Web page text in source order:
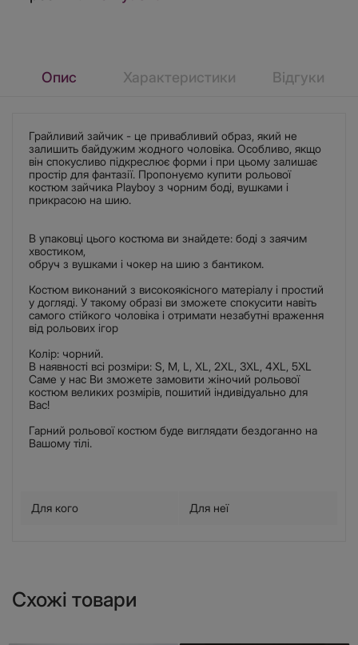
Опис Характеристики Відгуки
Грайливий зайчик - це привабливий образ, який не
залишить байдужим жодного чоловіка. Особливо, якщо
він спокусливо підкреслює форми і при цьому залишає
простір для фантазії. Пропонуємо купити рольової
костюм зайчика Playboy з чорним боді, вушками і
прикрасою на шию.
В упаковці цього костюма ви знайдете: боді з заячим
хвостиком,
обруч з вушками і чокер на шию з бантиком.
Костюм виконаний з високоякісного матеріалу і простий
у догляді. У такому образі ви зможете спокусити навіть
самого стійкого чоловіка і отримати незабутні враження
від рольових ігор
Колір: чорний.
В наявності всі розміри: S, M, L, XL, 2XL, 3XL, 4XL, 5XL
Саме у нас Ви зможете замовити жіночий рольової
костюм великих розмірів, пошитий індивідуально для
Вас!
Гарний рольової костюм буде виглядати бездоганно на
Вашому тілі.
Для кого Для неї
Схожі товари